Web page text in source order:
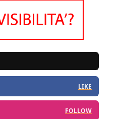
LIKE
FOLLOW